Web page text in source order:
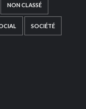
NON CLASSÉ
SOCIÉTÉ